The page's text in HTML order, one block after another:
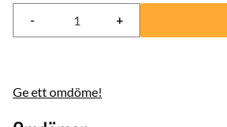
+
-
Ge ett omdöme!